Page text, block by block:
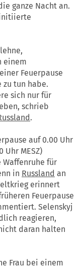
ganze Nacht an.
einem
Feuerpause
tun habe.
sich nur für
schrieb
.
auf 0.00 Uhr
Uhr MESZ)
Waffenruhe für
in Russland an
erinnert
Feuerpause
Selenskyj
reagieren,
daran halten
Frau bei einem